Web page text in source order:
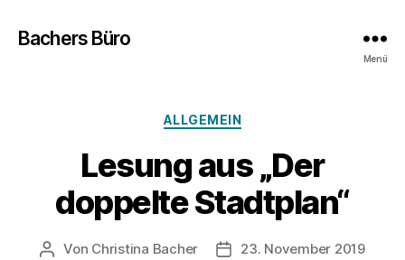
Bachers Büro
Menü
Kategorien
ALLGEMEIN
Lesung aus „Der
doppelte Stadtplan“
Beitragsautor
Von Christina Bacher Veröffentlichungsdatum
23. November 2019